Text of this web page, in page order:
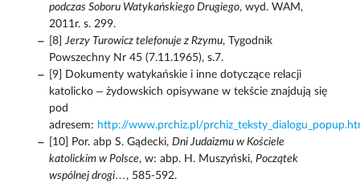
podczas Soboru Watykańskiego Drugiego, wyd. WAM,
2011r. s. 299.
[8]Jerzy Turowicz telefonuje z Rzymu, Tygodnik
Powszechny Nr 45 (7.11.1965), s.7.
[9] Dokumenty watykańskie i inne dotyczące relacji
katolicko – żydowskich opisywane w tekście znajdują się
pod
adresem: http://www.prchiz.pl/
[10] Por. abp S. Gądecki, Dni Judaizmu w Kościele
katolickim w Polsce, w: abp. H. Muszyński, Początek
wspólnej drogi…, 585-592.